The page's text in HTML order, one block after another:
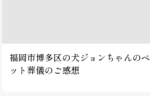
福岡市博多区の犬ジョンちゃんのペ
ット葬儀のご感想